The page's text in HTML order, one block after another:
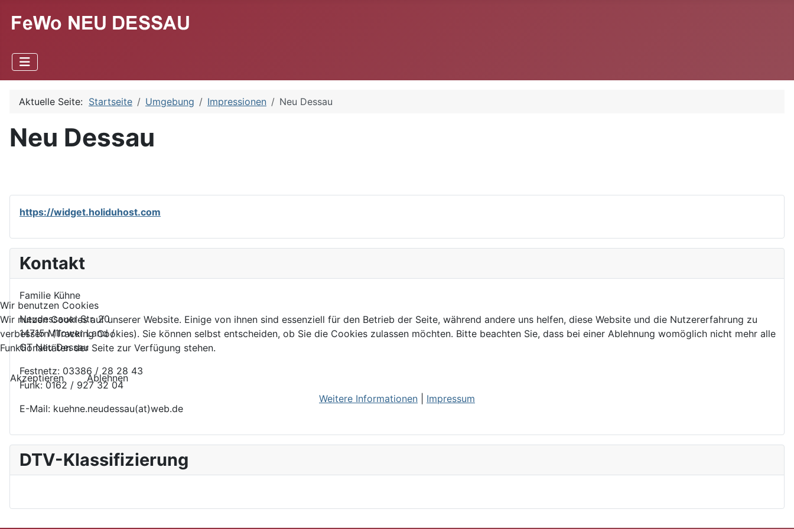
Aktuelle Seite: Startseite Umgebung Impressionen Neu Dessau
Neu Dessau
https://widget.holiduhost.com
Kontakt
Familie Kühne
Neudessauer Str. 20
14715 Milower Land /
GT Neu Dessau
Festnetz: 03386 / 28 28 43
Funk: 0162 / 927 32 04
E-Mail: kuehne.neudessau(at)web.de
DTV-Klassifizierung
Wir benutzen Cookies
Wir nutzen Cookies auf unserer Website. Einige von ihnen sind essenziell für den Betrieb der Seite, während andere uns helfen, diese Website und die Nutzererfahrung zu
verbessern (Tracking Cookies). Sie können selbst entscheiden, ob Sie die Cookies zulassen möchten. Bitte beachten Sie, dass bei einer Ablehnung womöglich nicht mehr alle
Funktionalitäten der Seite zur Verfügung stehen.
Akzeptieren
Ablehnen
Weitere Informationen
Impressum